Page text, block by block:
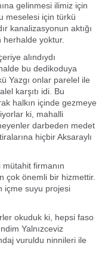
gelinmesi ilimiz için
meselesi için türkü
kanalizasyonun aktığı
herhalde yoktur.
alındıydı
bu dedikoduya
Yazgı onlar parelel ile
karşıtı idi. Bu
halkın içinde gezmeye
ki, mahalli
darbeden medet
hiçbir Aksaraylı
firmanın
çok önemli bir hizmettir.
içme suyu projesi
okuduk ki, hepsi faso
Yalnızceviz
vuruldu ninnileri ile